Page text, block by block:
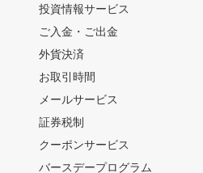
投資情報サービス
ご入金・ご出金
外貨決済
お取引時間
メールサービス
証券税制
クーポンサービス
バースデープログラム